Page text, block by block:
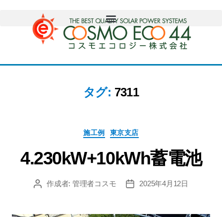
タグ: 7311
施工例 東京支店
4.230kW+10kWh蓄電池
作成者: 管理者コスモ 2025年4月12日